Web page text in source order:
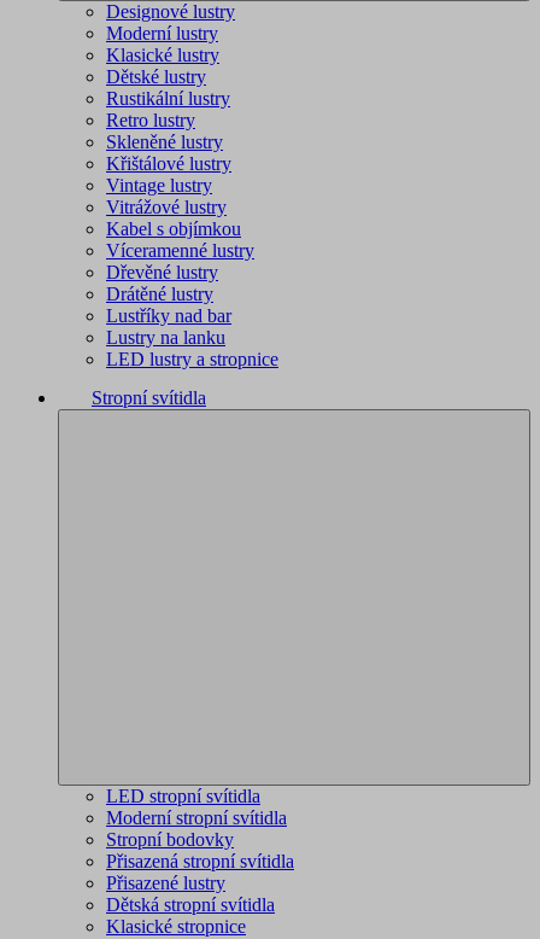
Designové lustry
Moderní lustry
Klasické lustry
Dětské lustry
Rustikální lustry
Retro lustry
Skleněné lustry
Křištálové lustry
Vintage lustry
Vitrážové lustry
Kabel s objímkou
Víceramenné lustry
Dřevěné lustry
Drátěné lustry
Lustříky nad bar
Lustry na lanku
LED lustry a stropnice
Stropní svítidla
LED stropní svítidla
Moderní stropní svítidla
Stropní bodovky
Přisazená stropní svítidla
Přisazené lustry
Dětská stropní svítidla
Klasické stropnice